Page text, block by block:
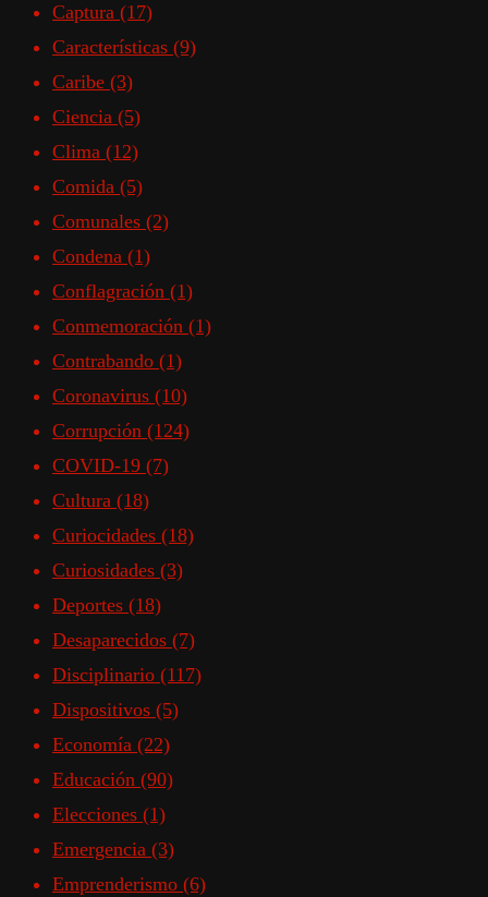
Captura (17)
Características (9)
Caribe (3)
Ciencia (5)
Clima (12)
Comida (5)
Comunales (2)
Condena (1)
Conflagración (1)
Conmemoración (1)
Contrabando (1)
Coronavirus (10)
Corrupción (124)
COVID-19 (7)
Cultura (18)
Curiocidades (18)
Curiosidades (3)
Deportes (18)
Desaparecidos (7)
Disciplinario (117)
Dispositivos (5)
Economía (22)
Educación (90)
Elecciones (1)
Emergencia (3)
Emprenderismo (6)